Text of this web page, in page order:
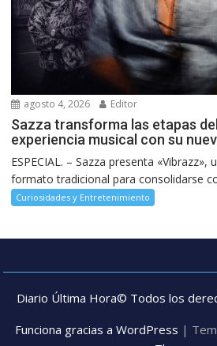
agosto 4, 2026 Editor
Sazza transforma las etapas
experiencia musical con su
ESPECIAL. – Sazza presenta «Vibrazz»,
formato tradicional para consolidarse
Curiosidades y Entretenimiento
Diario Última Hora© Todos los
Funciona gracias a WordPress |